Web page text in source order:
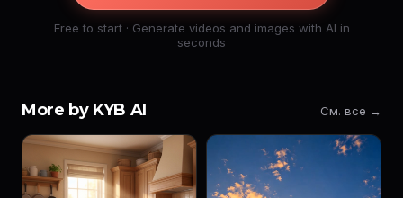
Free to start · Generate videos and images with AI in
seconds
More by KYB AI См. все →